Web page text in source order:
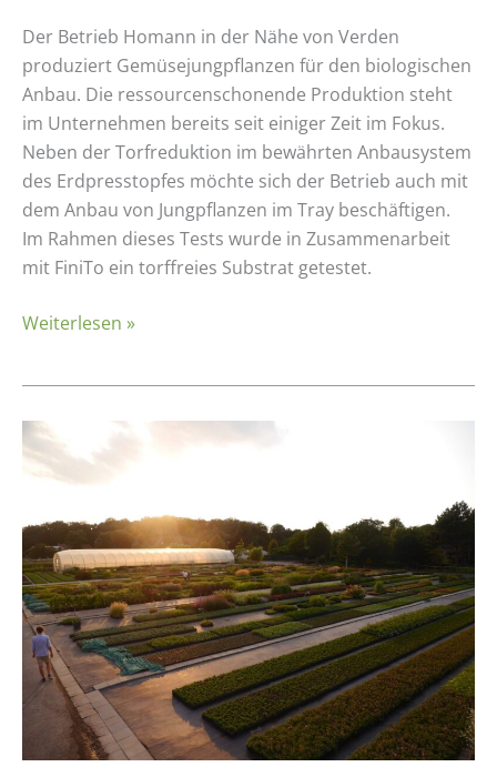
Der Betrieb Homann in der Nähe von Verden
produziert Gemüsejungpflanzen für den biologischen
Anbau. Die ressourcenschonende Produktion steht
im Unternehmen bereits seit einiger Zeit im Fokus.
Neben der Torfreduktion im bewährten Anbausystem
des Erdpresstopfes möchte sich der Betrieb auch mit
dem Anbau von Jungpflanzen im Tray beschäftigen.
Im Rahmen dieses Tests wurde in Zusammenarbeit
mit FiniTo ein torffreies Substrat getestet.
Weiterlesen »
Erfahrungsbericht:
Bio-
Baumschule
Bertels